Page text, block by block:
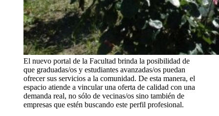
El nuevo portal de la Facultad brinda la posibilidad de
que graduadas/os y estudiantes avanzadas/os puedan
ofrecer sus servicios a la comunidad. De esta manera, el
espacio atiende a vincular una oferta de calidad con una
demanda real, no sólo de vecinas/os sino también de
empresas que estén buscando este perfil profesional.